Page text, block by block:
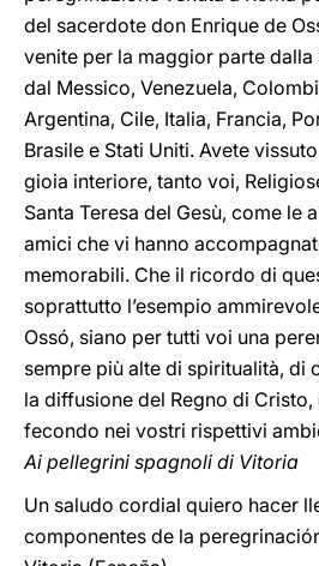
del sacerdote don Enrique de
venite per la maggior parte dalla
dal Messico, Venezuela,
Argentina, Cile, Italia, Francia,
Brasile e Stati Uniti. Avete
gioia interiore, tanto voi,
Santa Teresa del Gesù, come le
amici che vi hanno
memorabili. Che il ricordo di
soprattutto l’esempio
Ossó, siano per tutti voi una
sempre più alte di spiritualità, di
la diffusione del Regno di
fecondo nei vostri rispettivi
Ai pellegrini spagnoli di Vitoria
Un saludo cordial quiero hacer
componentes de la